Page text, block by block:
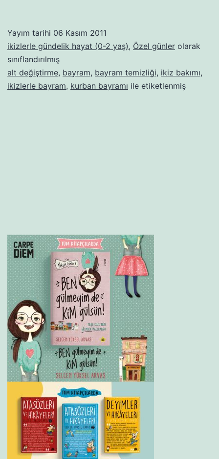
Yayım tarihi 06 Kasım 2011
ikizlerle gündelik hayat (0-2 yaş), Özel günler olarak
sınıflandırılmış
alt değiştirme, bayram, bayram temizliği, ikiz bakımı,
ikizlerle bayram, kurban bayramı ile etiketlenmiş